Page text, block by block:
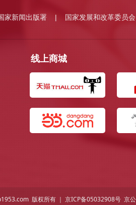
线上商城
家新闻出版署 | 国家发展和改革委员会
版权所有 ｜ 京ICP备05032908号 京